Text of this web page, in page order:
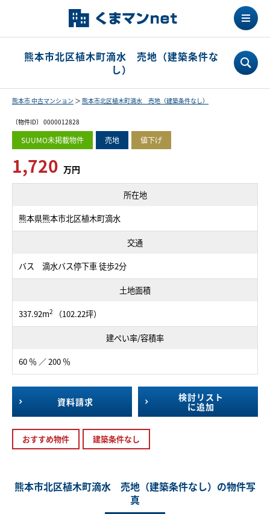
熊本市北区植木町滴水 売地（建築条件な
し）
熊本市 中古マンション ＞ 熊本市北区植木町滴水 売地（建築条件なし）
〔物件ID〕 0000012828
SUUMO未掲載物件 売地 値下げ
1,720 万円
所在地
熊本県熊本市北区植木町滴水
交通
バス 滴水バス停下車 徒歩2分
土地面積
337.92m2 （102.22坪）
建ぺい率/容積率
60 ％ ／ 200 ％
資料請求
検討リスト
に追加
おすすめ物件 建築条件なし
熊本市北区植木町滴水 売地（建築条件なし）の物件写
真